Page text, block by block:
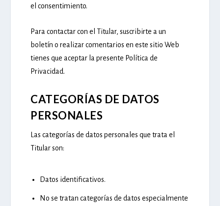
el consentimiento.
Para contactar con el Titular, suscribirte a un
boletín o realizar comentarios en este sitio Web
tienes que aceptar la presente Política de
Privacidad.
CATEGORÍAS DE DATOS
PERSONALES
Las categorías de datos personales que trata el
Titular son:
Datos identificativos.
No se tratan categorías de datos especialmente